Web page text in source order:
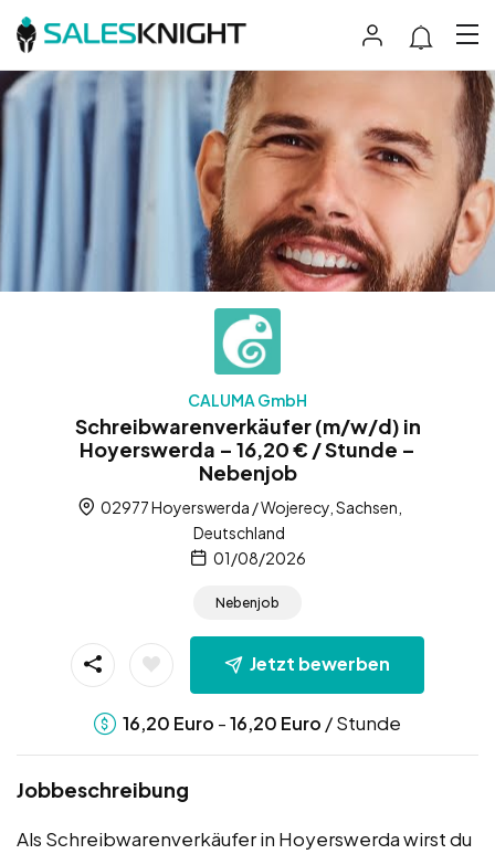
CALUMA GmbH
Schreibwarenverkäufer (m/w/d) in
Hoyerswerda – 16,20 € / Stunde –
Nebenjob
02977 Hoyerswerda / Wojerecy, Sachsen,
Deutschland
01/08/2026
Nebenjob
Jetzt bewerben
16,20 Euro -16,20 Euro / Stunde
Jobbeschreibung
Als Schreibwarenverkäufer in Hoyerswerda wirst du